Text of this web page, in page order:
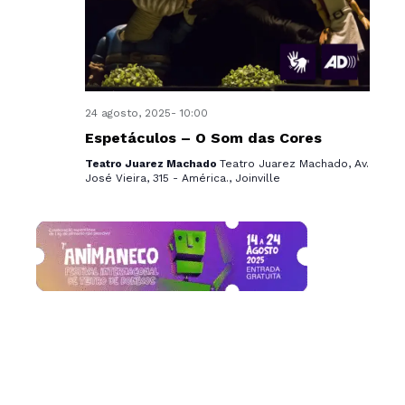
e
n
t
s
24 agosto, 2025- 10:00
Espetáculos – O Som das Cores
Teatro Juarez Machado Teatro Juarez Machado, Av.
José Vieira, 315 - América., Joinville